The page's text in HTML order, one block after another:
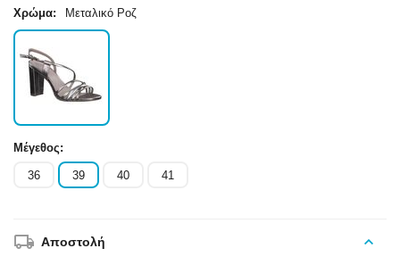
Χρώμα: Μεταλικό Ροζ
Μέγεθος:
36 39 40 41
Αποστολή